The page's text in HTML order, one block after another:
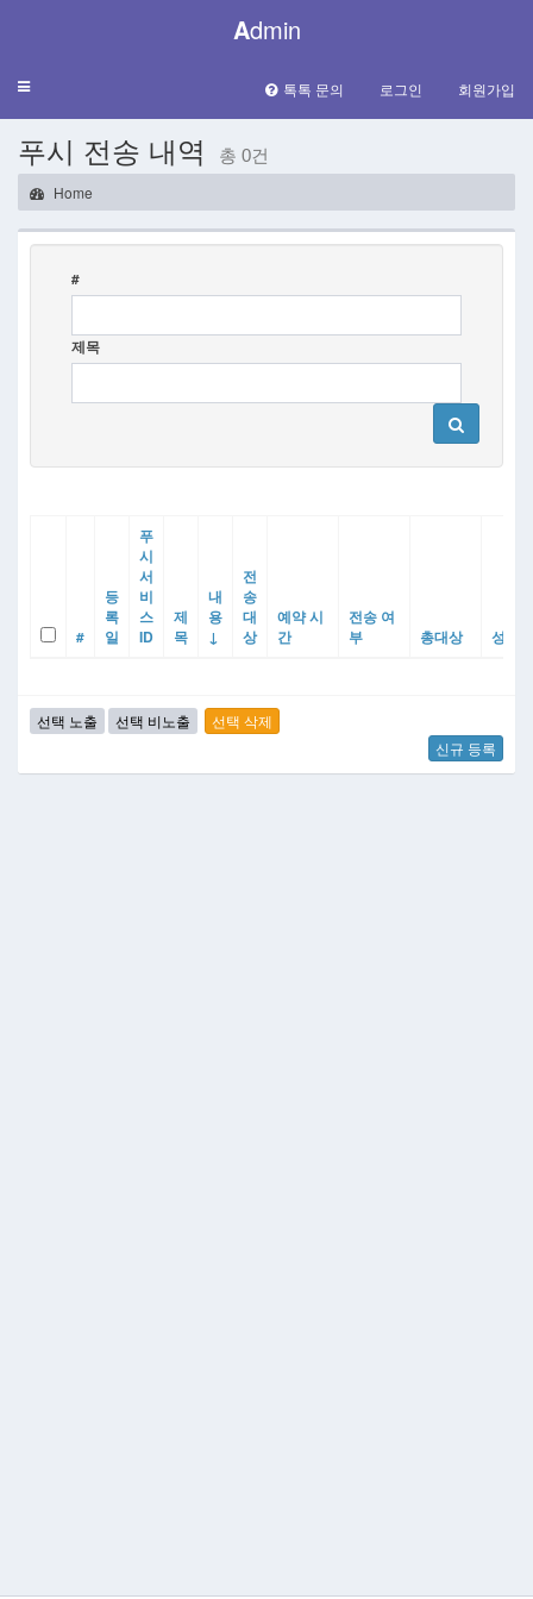
Admin
Toggle
톡톡 문의 로그인 회원가입
푸시 전송 내역
총 0건
Home
#
제목
#
등
록
일
푸
시
서
비
스
ID
제
목
내
용
↓
전
송
대
상
예약 시
간
전송 여
부
총대상 성공수
신규 등록